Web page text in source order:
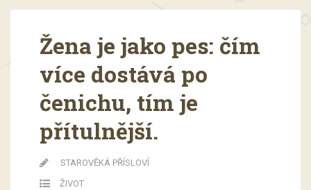
Žena je jako pes: čím
více dostává po
čenichu, tím je
přítulnější.
STAROVĚKÁ PŘÍSLOVÍ
ŽIVOT